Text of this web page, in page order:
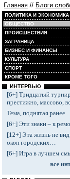
Главная // Блоги
ПОЛИТИКА И ЭКОНОМИКА
ОБЩЕСТВО
ПРОИСШЕСТВИЯ
ЗАГРАНИЦА
БИЗНЕС И ФИНАНСЫ
КУЛЬТУРА
СПОРТ
КРОМЕ ТОГО
ИНТЕРВЬЮ
[6+] Тридцатый
престижно, массово,
Тема, поднятая ранее
[6+] Эти знаки – к
[12+] Эта жизнь не
окон городских…
[6+] Игра в лучшем
все